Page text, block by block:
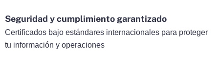
Seguridad y cumplimiento garantizado
Certificados bajo estándares internacionales para proteger
tu información y operaciones